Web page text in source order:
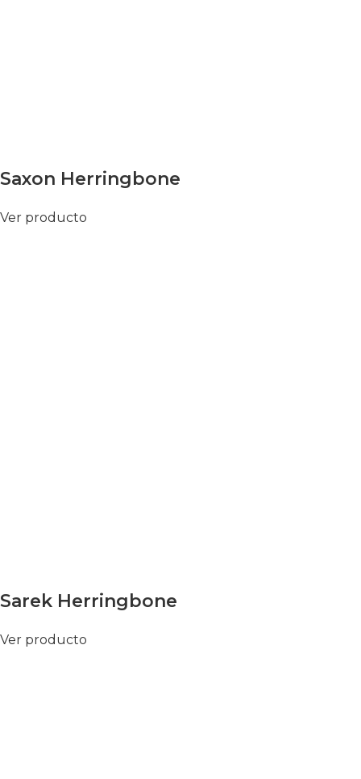
Saxon Herringbone
Ver producto
Sarek Herringbone
Ver producto